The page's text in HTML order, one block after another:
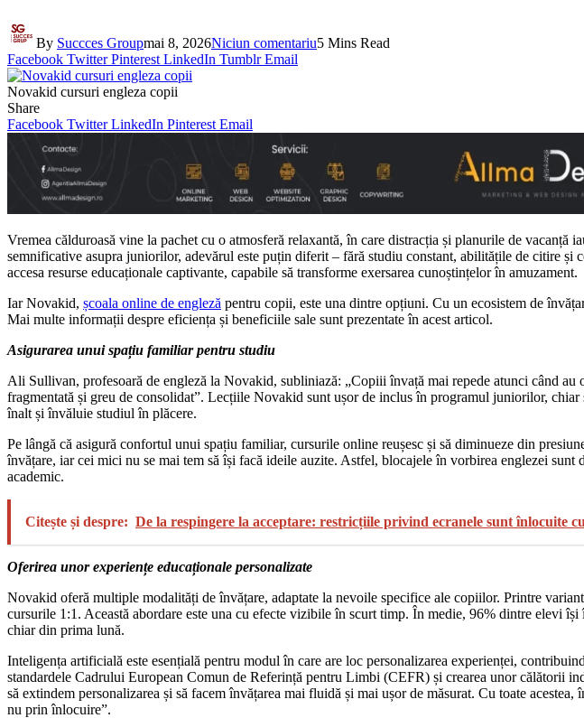
By Succces Groupmai 8, 2026Niciun comentariu5 Mins Read
Facebook Twitter Pinterest LinkedIn Tumblr Email
Novakid cursuri engleza copii
Share
Facebook Twitter LinkedIn Pinterest Email
Vremea călduroasă vine la pachet cu o atmosferă relaxantă, în care distracția și planurile de vacanță
semnificative asupra juniorilor, adevărul este puțin diferit – fără studiu constant, abilitățile de citire și
accesa resurse educaționale captivante, capabile să transforme exersarea cunoștințelor în amuzament.
Iar Novakid, școala online de engleză pentru copii, este una dintre opțiuni. Cu un ecosistem de
Mai multe informații despre eficiența și beneficiile sale sunt prezentate în acest articol.
Asigurarea unui spațiu familiar pentru studiu
Ali Sullivan, profesoară de engleză la Novakid, subliniază: „Copiii învață mai repede atunci când
fragmentată și greu de consolidat”. Lecțiile Novakid sunt ușor de inclus în programul juniorilor,
înalt și învăluie studiul în plăcere.
Pe lângă că asigură confortul unui spațiu familiar, cursurile online reușesc și să diminueze din
învățare, iar cei mici nu se mai tem să își facă ideile auzite. Astfel, blocajele în vorbirea englezei
academic.
Citește și despre: De la respingere la acceptare: restricțiile privind ecranele sunt înlocuite
Oferirea unor experiențe educaționale personalizate
Novakid oferă multiple modalități de învățare, adaptate la nevoile specifice ale copiilor. Printre
cursurile 1:1. Această abordare este una cu efecte vizibile în scurt timp. În medie, 96% dintre elevi
chiar din prima lună.
Inteligența artificială este esențială pentru modul în care are loc personalizarea experienței,
standardele Cadrului European Comun de Referință pentru Limbi (CEFR) și crearea unor călătorii
să extindem personalizarea și să facem învățarea mai fluidă și mai ușor de măsurat. Cu toate
nu prin înlocuire”.